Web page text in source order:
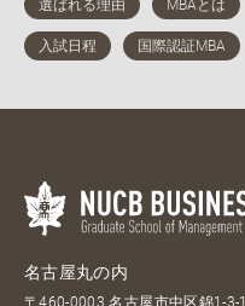
名古屋丸の内
〒460-0003 名古屋市中区錦1-3-1